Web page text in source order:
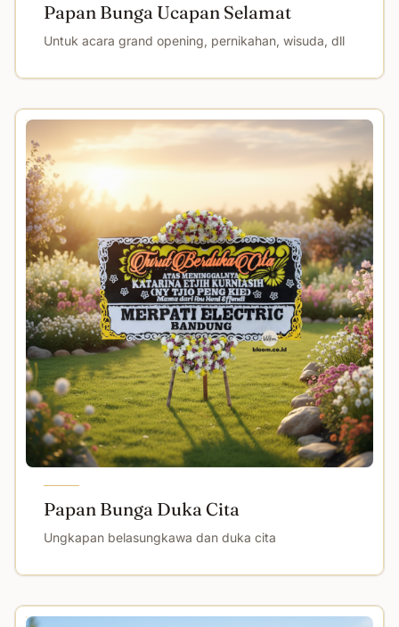
Papan Bunga Ucapan Selamat
Untuk acara grand opening, pernikahan, wisuda, dll
Papan Bunga Duka Cita
Ungkapan belasungkawa dan duka cita